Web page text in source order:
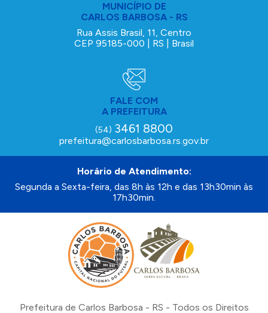
MUNICÍPIO DE
CARLOS BARBOSA - RS
Rua Assis Brasil, 11, Centro
CEP 95185-000 | RS | Brasil
FALE COM
A PREFEITURA
(54) 3461 8800
prefeitura@carlosbarbosa.rs.gov.br
Horário de Atendimento:
Segunda a Sexta-feira, das 8h às 12h e das 13h30min às
17h30min.
Prefeitura de Carlos Barbosa - RS - Todos os Direitos